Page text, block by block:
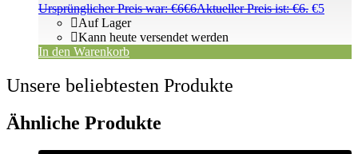
Ursprünglicher Preis war: €6€6Aktueller Preis ist: €6. €5
Auf Lager
Kann heute versendet werden
In den Warenkorb
Unsere beliebtesten Produkte
Ähnliche Produkte